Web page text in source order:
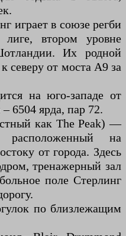
играет в союзе регби
втором уровне
Их родной
северу от моста А9 за
на юго-западе от
6504 ярда, пар 72.
как The Peak) —
расположенный на
от города. Здесь
тренажерный зал
поле Стерлинг
по близлежащим